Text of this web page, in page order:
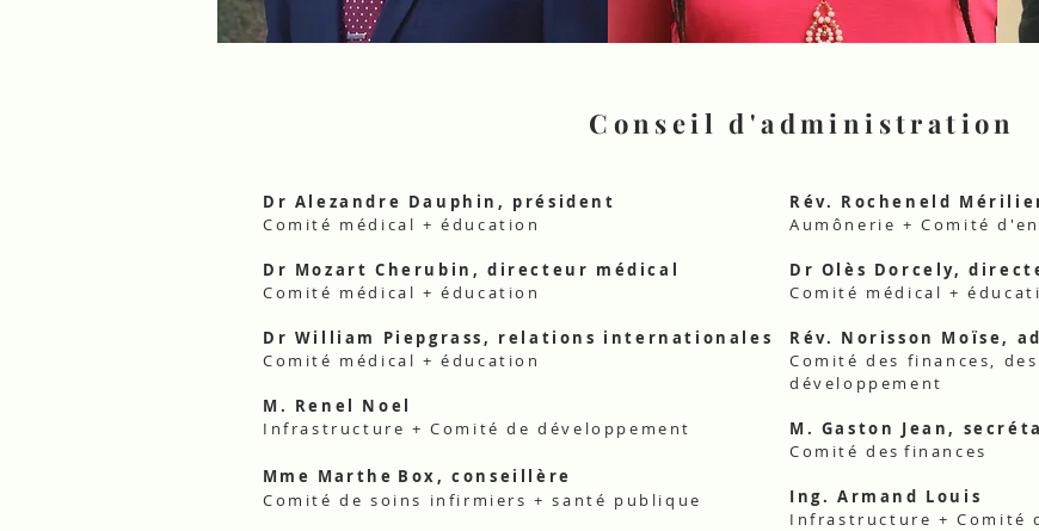
Conseil d'administration
Dr Alezandre Dauphin, président
Comité médical + éducation
Dr Mozart Cherubin, directeur médical
Comité médical + éducation
Dr William Piepgrass, relations internationales
Comité médical + éducation
M. Renel Noel
Infrastructure + Comité de développement
Mme Marthe Box, conseillère
Comité de soins infirmiers + santé publique
Rév. Rocheneld
Aumônerie + Comité
Dr Olès Dorcely,
Comité médical +
Rév. Norisson Moïse,
Comité des finances, des
développement
M. Gaston Jean,
Comité des finances
Ing. Armand Louis
Infrastructure + Comité